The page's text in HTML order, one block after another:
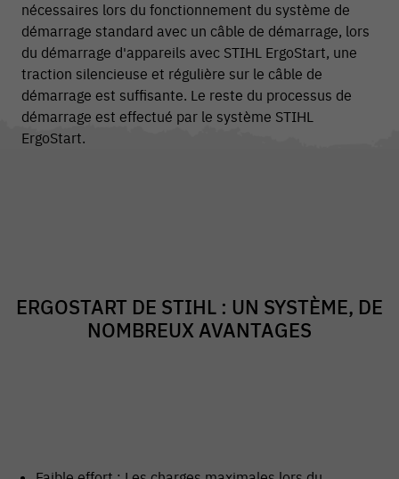
nécessaires lors du fonctionnement du système de
démarrage standard avec un câble de démarrage, lors
du démarrage d'appareils avec STIHL ErgoStart, une
traction silencieuse et régulière sur le câble de
démarrage est suffisante. Le reste du processus de
démarrage est effectué par le système STIHL
ErgoStart.
ERGOSTART DE STIHL : UN SYSTÈME, DE
NOMBREUX AVANTAGES